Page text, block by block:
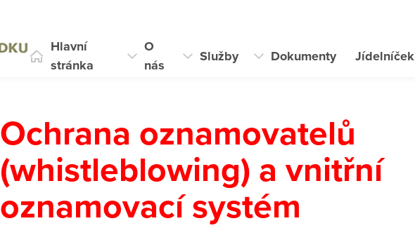
Hlavní
stránka
O
nás
Služby Dokumenty Jídelníček
Ochrana oznamovatelů
(whistleblowing) a vnitřní
oznamovací systém